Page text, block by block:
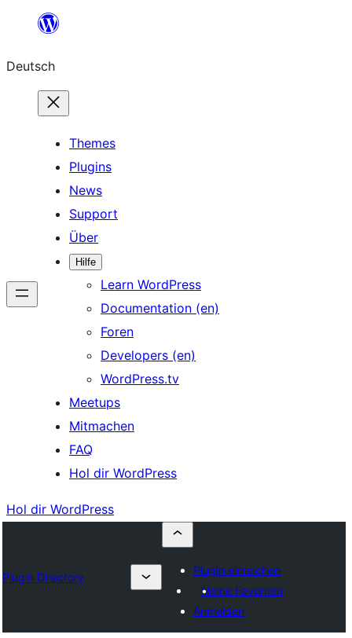
springen
Deutsch
Themes
Plugins
News
Support
Über
Hilfe
Learn WordPress
Documentation (en)
Foren
Developers (en)
WordPress.tv
Meetups
Mitmachen
FAQ
Hol dir WordPress
Hol dir WordPress
Plugin Directory
Plugin einreichen
Meine Favoriten
Anmelden